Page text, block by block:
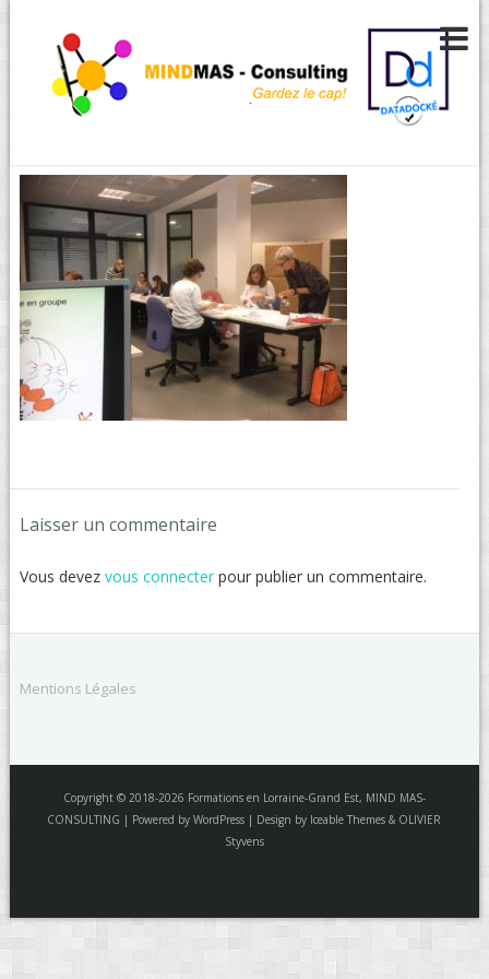
management
Laisser un commentaire
Vous devez vous connecterpour publier un commentaire.
Mentions Légales
Copyright © 2018-2026 Formations en Lorraine-Grand Est, MIND MAS-
CONSULTING | Powered by WordPress | Design by Iceable Themes & OLIVIER
Styvens